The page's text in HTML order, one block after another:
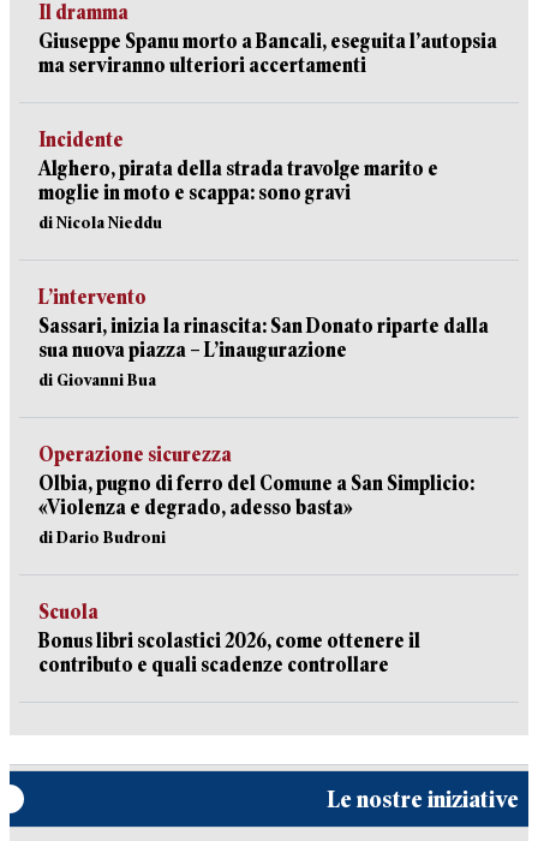
Il dramma
Giuseppe Spanu morto a Bancali, eseguita l’autopsia
ma serviranno ulteriori accertamenti
Incidente
Alghero, pirata della strada travolge marito e
moglie in moto e scappa: sono gravi
di Nicola Nieddu
L’intervento
Sassari, inizia la rinascita: San Donato riparte dalla
sua nuova piazza – L’inaugurazione
di Giovanni Bua
Operazione sicurezza
Olbia, pugno di ferro del Comune a San Simplicio:
«Violenza e degrado, adesso basta»
di Dario Budroni
Scuola
Bonus libri scolastici 2026, come ottenere il
contributo e quali scadenze controllare
Le nostre iniziative